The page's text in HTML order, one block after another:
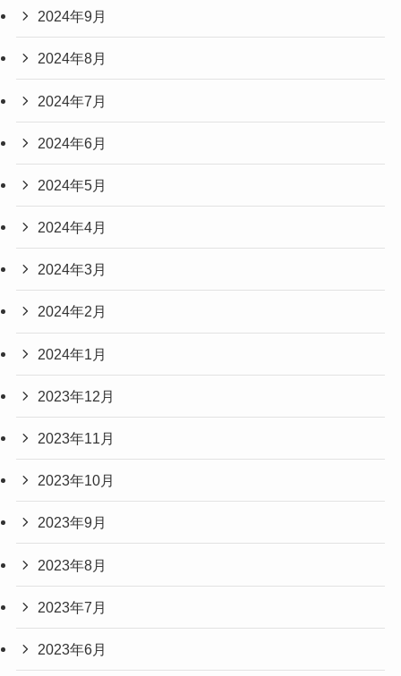
2024年9月
2024年8月
2024年7月
2024年6月
2024年5月
2024年4月
2024年3月
2024年2月
2024年1月
2023年12月
2023年11月
2023年10月
2023年9月
2023年8月
2023年7月
2023年6月